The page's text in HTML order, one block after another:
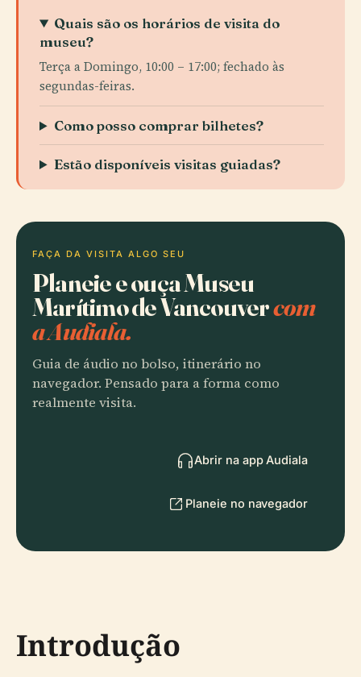
Quais são os horários de visita do
museu?
Terça a Domingo, 10:00 – 17:00; fechado às
segundas-feiras.
Como posso comprar bilhetes?
Estão disponíveis visitas guiadas?
FAÇA DA VISITA ALGO SEU
Planeie e ouça Museu
Marítimo de Vancouvercom
a Audiala.
Guia de áudio no bolso, itinerário no
navegador. Pensado para a forma como
realmente visita.
Abrir na app Audiala
Planeie no navegador
Introdução